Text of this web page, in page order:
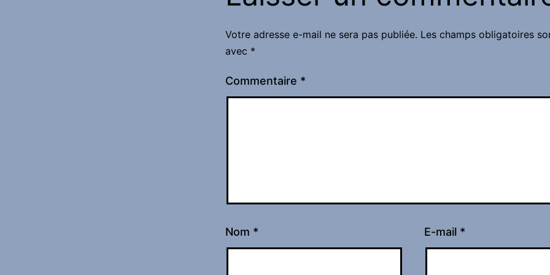
Votre adresse e-mail ne sera pas publiée. Les champs obligatoires
avec *
Commentaire *
Nom * E-mail *